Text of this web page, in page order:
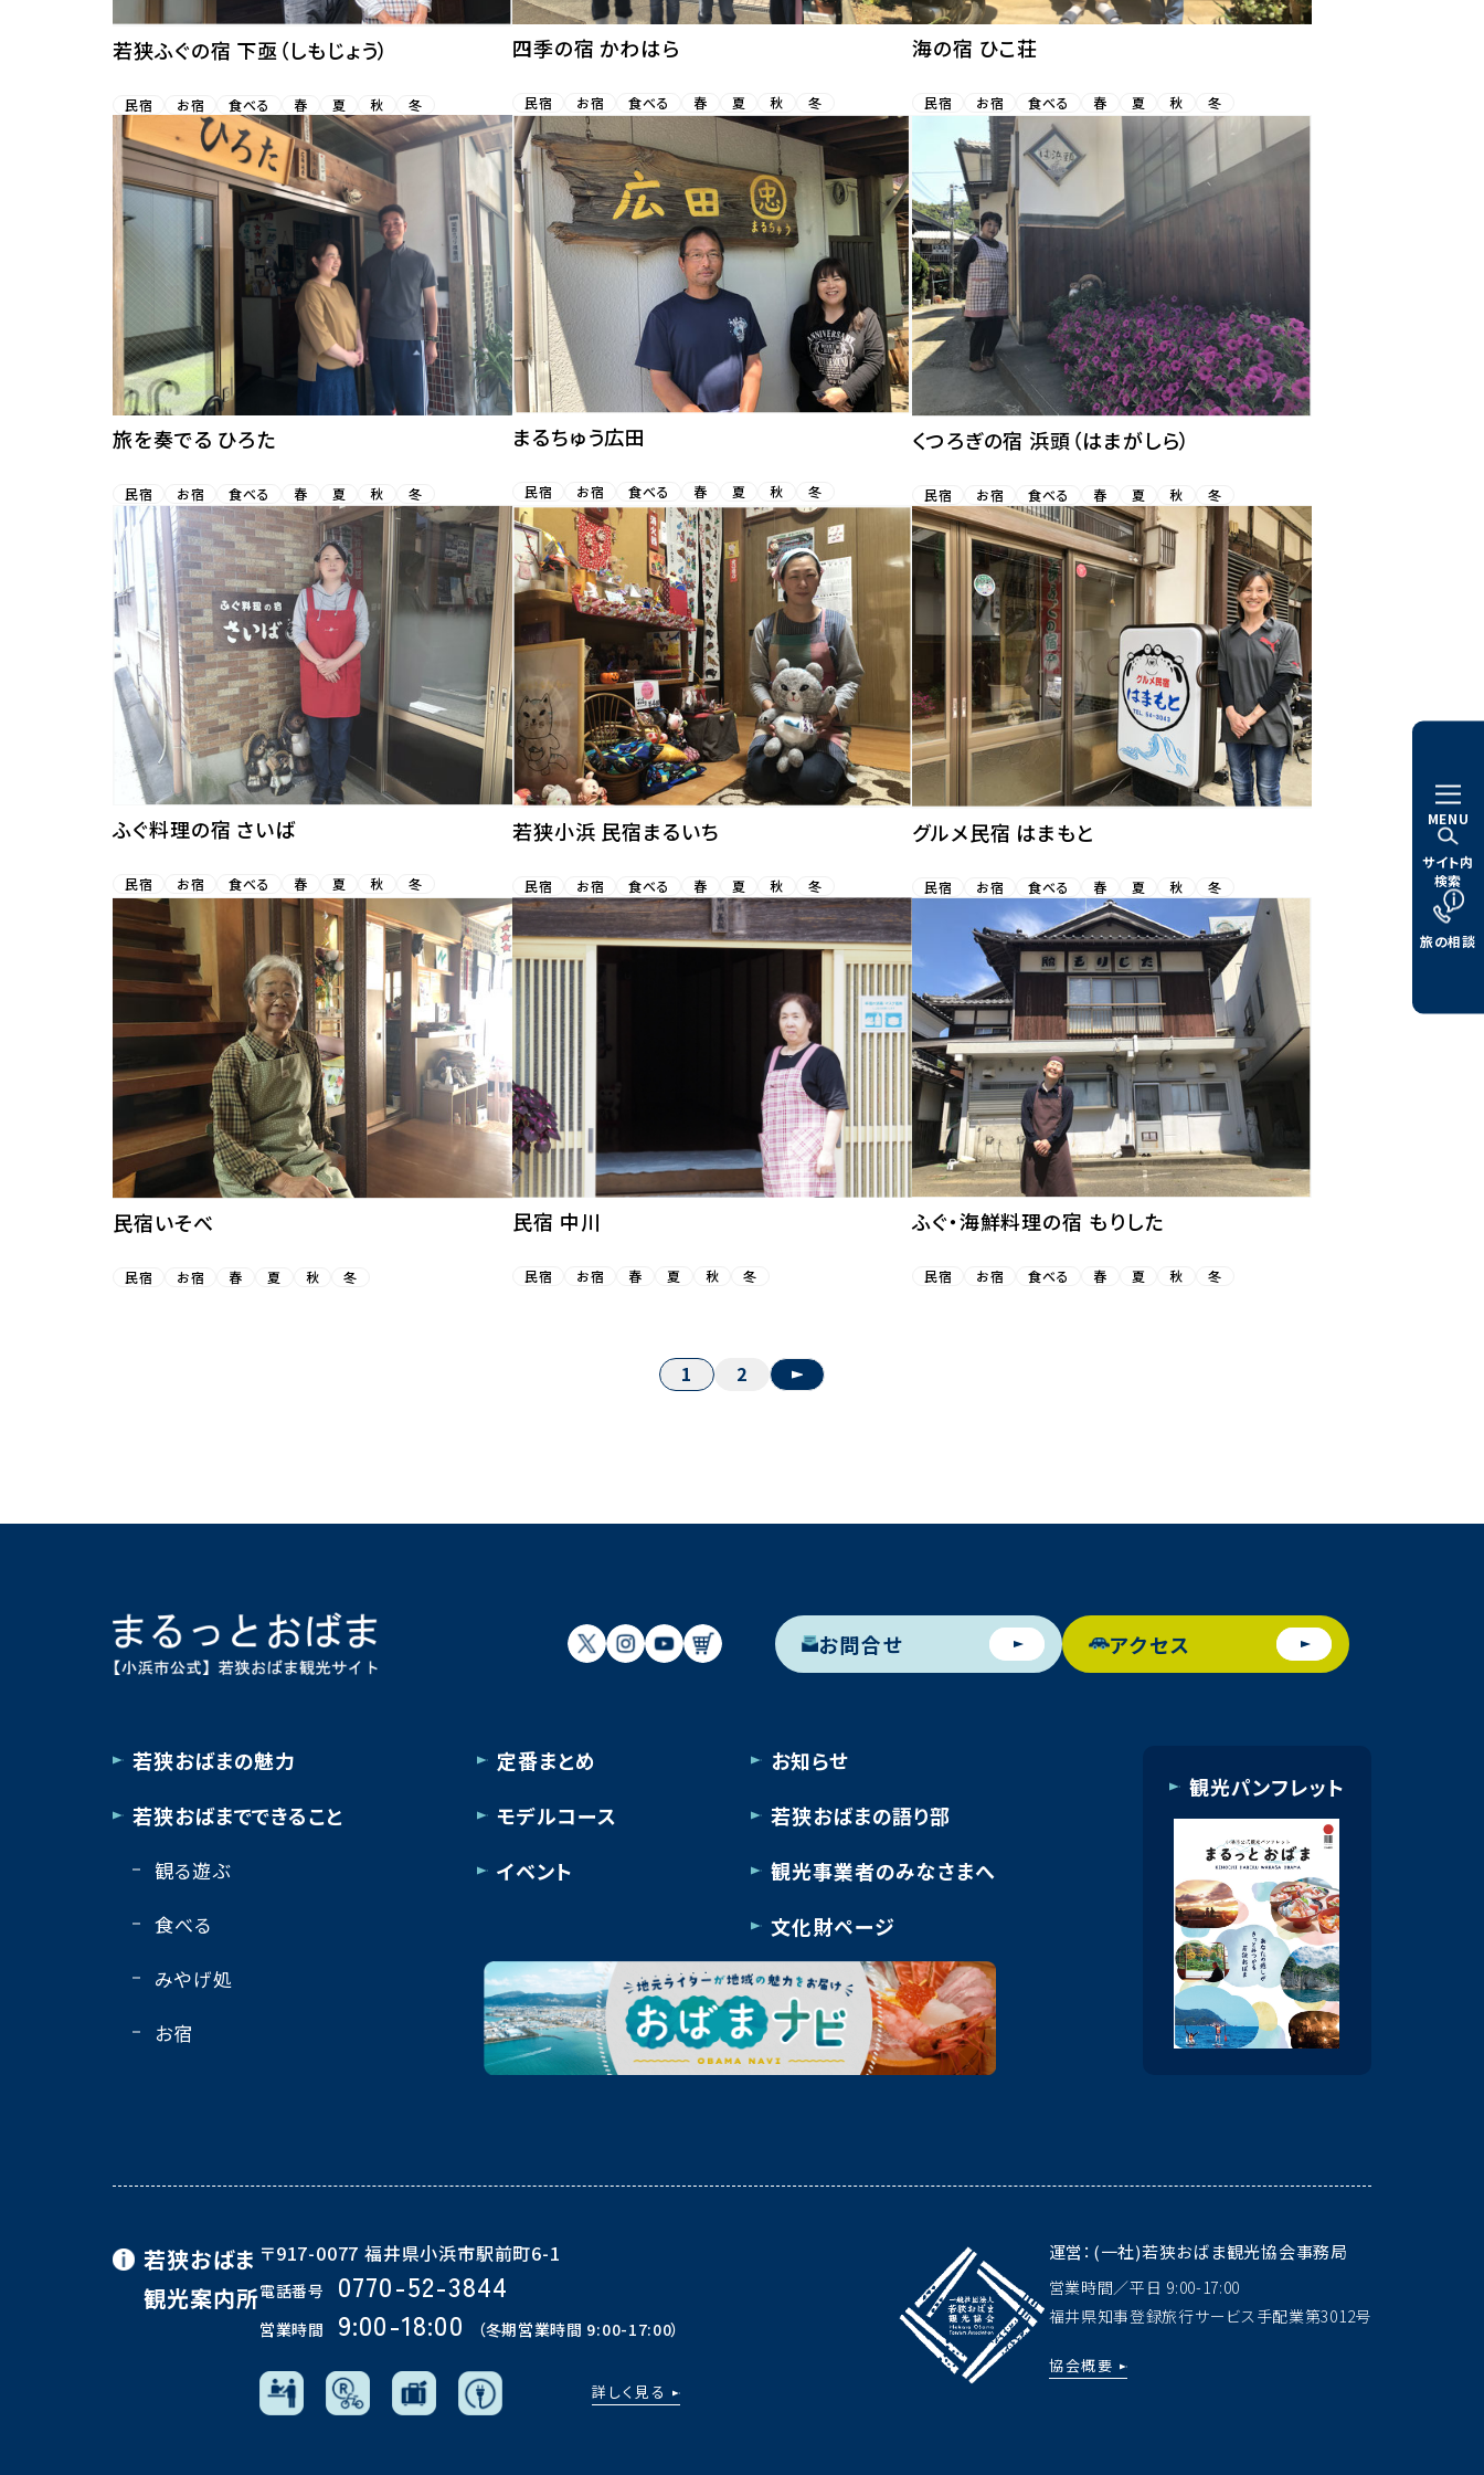
MENU
サイト内
検索
旅の相談
若狭ふぐの宿 下亟（しもじょう）
民宿 お宿 食べる 春 夏 秋 冬
四季の宿 かわはら
民宿 お宿 食べる 春 夏 秋 冬
海の宿 ひこ荘
民宿 お宿 食べる 春 夏 秋 冬
旅を奏でる ひろた
民宿 お宿 食べる 春 夏 秋 冬
まるちゅう広田
民宿 お宿 食べる 春 夏 秋 冬
くつろぎの宿 浜頭（はまがしら）
民宿 お宿 食べる 春 夏 秋 冬
ふぐ料理の宿 さいば
民宿 お宿 食べる 春 夏 秋 冬
若狭小浜 民宿まるいち
民宿 お宿 食べる 春 夏 秋 冬
グルメ民宿 はまもと
民宿 お宿 食べる 春 夏 秋 冬
民宿いそべ
民宿 お宿 春 夏 秋 冬
民宿 中川
民宿 お宿 春 夏 秋 冬
ふぐ・海鮮料理の宿 もりした
民宿 お宿 食べる 春 夏 秋 冬
1 2 »
お問合せ アクセス
若狭おばまの魅力
若狭おばまでできること
観る遊ぶ
食べる
みやげ処
お宿
定番まとめ
モデルコース
イベント
お知らせ
若狭おばまの語り部
観光事業者のみなさまへ
文化財ページ
観光パンフレット
若狭おばま
観光案内所
〒917-0077 福井県小浜市駅前町6-1
電話番号 0770-52-3844
営業時間 9:00-18:00 （冬期営業時間 9:00-17:00）
詳しく見る
運営：(一社)若狭おばま観光協会事務局
営業時間／平日 9:00-17:00
福井県知事登録旅行サービス手配業第3012号
協会概要